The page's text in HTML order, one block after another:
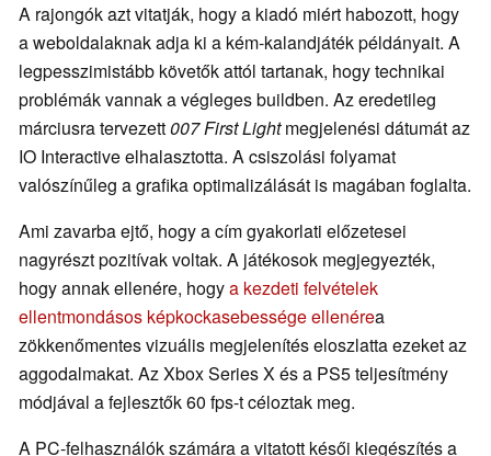
A rajongók azt vitatják, hogy a kiadó miért habozott, hogy
a weboldalaknak adja ki a kém-kalandjáték példányait. A
legpesszimistább követők attól tartanak, hogy technikai
problémák vannak a végleges buildben. Az eredetileg
márciusra tervezett007 First Lightmegjelenési dátumát az
IO Interactive elhalasztotta. A csiszolási folyamat
valószínűleg a grafika optimalizálását is magában foglalta.
Ami zavarba ejtő, hogy a cím gyakorlati előzetesei
nagyrészt pozitívak voltak. A játékosok megjegyezték,
hogy annak ellenére, hogya kezdeti felvételek
ellentmondásos képkockasebessége ellenérea
zökkenőmentes vizuális megjelenítés eloszlatta ezeket az
aggodalmakat. Az Xbox Series X és a PS5 teljesítmény
módjával a fejlesztők 60 fps-t céloztak meg.
A PC-felhasználók számára a vitatott késői kiegészítés a